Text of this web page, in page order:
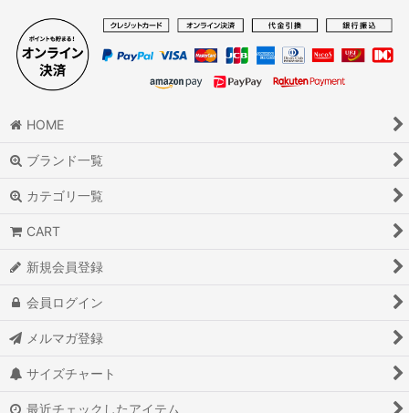
HOME
ブランド一覧
カテゴリ一覧
CART
新規会員登録
会員ログイン
メルマガ登録
サイズチャート
最近チェックしたアイテム